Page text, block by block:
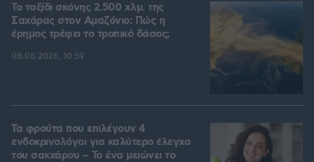
Το ταξίδι σκόνης 2.500 χλμ. της
Σαχάρας στον Αμαζόνιο: Πώς η
έρημος τρέφει το τροπικό δάσος;
08.08.2026, 10:59
Τα φρούτα που επιλέγουν 4
ενδοκρινολόγοι για καλύτερο έλεγχο
του σακχάρου – Το ένα μειώνει το